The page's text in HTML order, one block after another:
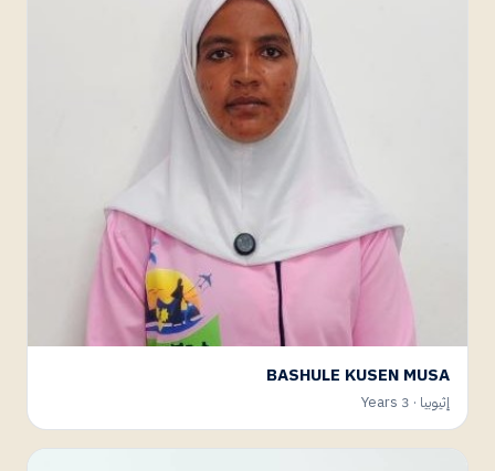
BASHULE KUSEN MUSA
إثيوبيا · 3 Years